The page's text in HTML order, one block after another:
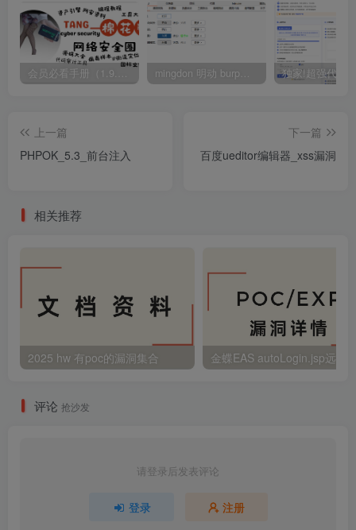
会员必看手册（1.9.0版本 26.4.5更新） mingdon 明动 burp插件0.2.6版本 本地时间校验去除版
上一篇
PHPOK_5.3_前台注入
下一篇
百度ueditor编辑器_xss漏洞
相关推荐
2025 hw 有poc的漏洞集合
评论 抢沙发
请登录后发表评论
登录 注册